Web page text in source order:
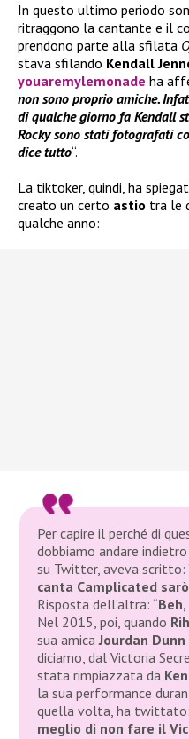
In questo ultimo periodo
ritraggono la cantante e il
prendono parte alla sfilata
stava sfilando Kendall
youaremylemonade ha
non sono proprio amiche.
di qualche giorno fa Kendall
Rocky sono stati fotografati
dice tutto“.
La tiktoker, quindi, ha
creato un certo astio tra le
qualche anno:
Per capire il perché di
dobbiamo andare
su Twitter, aveva scritto:
canta Camplicated
Risposta dell’altra: “
Nel 2015, poi, quando
sua amicaJourdan Dunn
diciamo, dalVictoria
stata rimpiazzata da
la sua performance
quella volta, ha
meglio di non fare il